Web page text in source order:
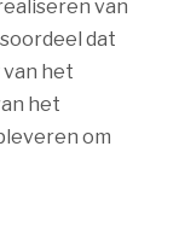
van
dat
het
het
om